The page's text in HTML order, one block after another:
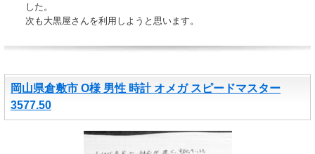
した。
次も大黒屋さんを利用しようと思います。
岡山県倉敷市 O様 男性 時計 オメガ スピードマスター
3577.50